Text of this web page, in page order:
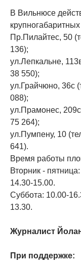
В Вильнюсе
Пр.Пилайтес, 50
136);
ул.Лепкальне,
38 550);
ул.Грайчюно, 36с
088);
ул.Прамонес,
75 264);
ул.Пумпену, 10
641).
Время работы
Вторник -
14.30-15.00.
Суббота: 10.00-
13.30.
Журналист
При поддержке: